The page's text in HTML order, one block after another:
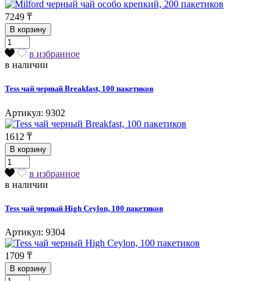
7249 ₸
В корзину
в избранное
в наличии
Tess чай черный Breakfast, 100 пакетиков
Артикул: 9302
1612 ₸
В корзину
в избранное
в наличии
Tess чай черный High Ceylon, 100 пакетиков
Артикул: 9304
1709 ₸
В корзину